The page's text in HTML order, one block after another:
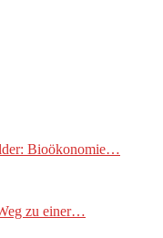
Bioökonomie…
zu einer…